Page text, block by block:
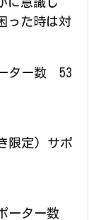
った時は対
ター数 53
限定) サポ
ーター数